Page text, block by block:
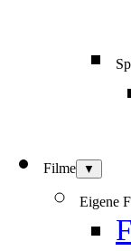
Filme ▼
Eigene